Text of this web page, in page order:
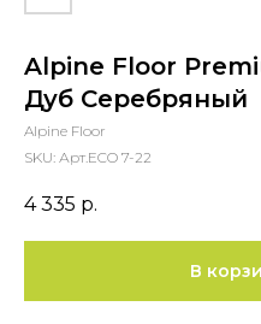
Alpine Floor
Дуб Серебряный
Alpine Floor
SKU: Арт.ECO 7-22
4 335 р.
В